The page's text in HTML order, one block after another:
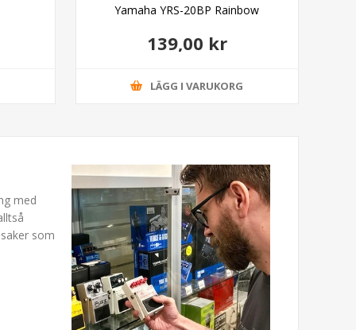
Yamaha YRS-20BP Rainbow
139,00 kr
LÄGG I VARUKORG
med
som